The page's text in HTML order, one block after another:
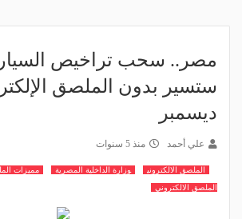
مصر.. سحب تراخيص
ديسمبر
علي أحمد منذ 5 سنوات
الملصق الالكتروني وزارة الداخلية المصرية مميزات
الملصق الالكتروني